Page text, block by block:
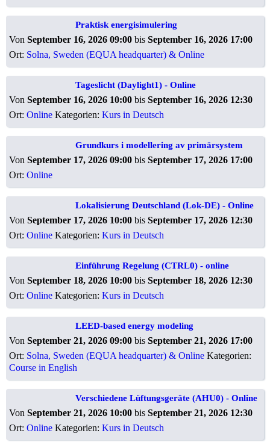
Praktisk energisimulering
VonSeptember 16, 2026 09:00 bisSeptember 16, 2026 17:00
Ort: Solna, Sweden (EQUA headquarter) & Online
Tageslicht (Daylight1) - Online
VonSeptember 16, 2026 10:00 bisSeptember 16, 2026 12:30
Ort:Online Kategorien:Kurs in Deutsch
Grundkurs i modellering av primärsystem
VonSeptember 17, 2026 09:00 bisSeptember 17, 2026 17:00
Ort:Online
Lokalisierung Deutschland (Lok-DE) - Online
VonSeptember 17, 2026 10:00 bisSeptember 17, 2026 12:30
Ort:Online Kategorien:Kurs in Deutsch
Einführung Regelung (CTRL0) - online
VonSeptember 18, 2026 10:00 bisSeptember 18, 2026 12:30
Ort:Online Kategorien:Kurs in Deutsch
LEED-based energy modeling
VonSeptember 21, 2026 09:00 bisSeptember 21, 2026 17:00
Ort: Solna, Sweden (EQUA headquarter) & Online Kategorien:
Course in English
Verschiedene Lüftungsgeräte (AHU0) - Online
VonSeptember 21, 2026 10:00 bisSeptember 21, 2026 12:30
Ort:Online Kategorien:Kurs in Deutsch